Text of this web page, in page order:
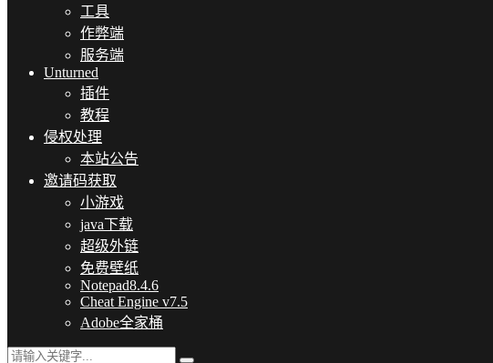
工具
作弊端
服务端
Unturned
插件
教程
侵权处理
本站公告
邀请码获取
小游戏
java下载
超级外链
免费壁纸
Notepad8.4.6
Cheat Engine v7.5
Adobe全家桶